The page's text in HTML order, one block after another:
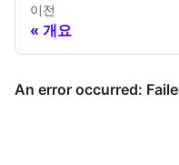
이전
개요